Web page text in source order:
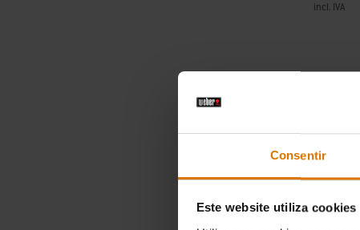
Consentir
Este website utiliza cookies
incl. IVA